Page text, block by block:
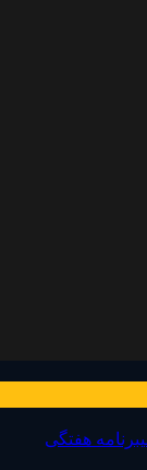
برنامه هفتگی